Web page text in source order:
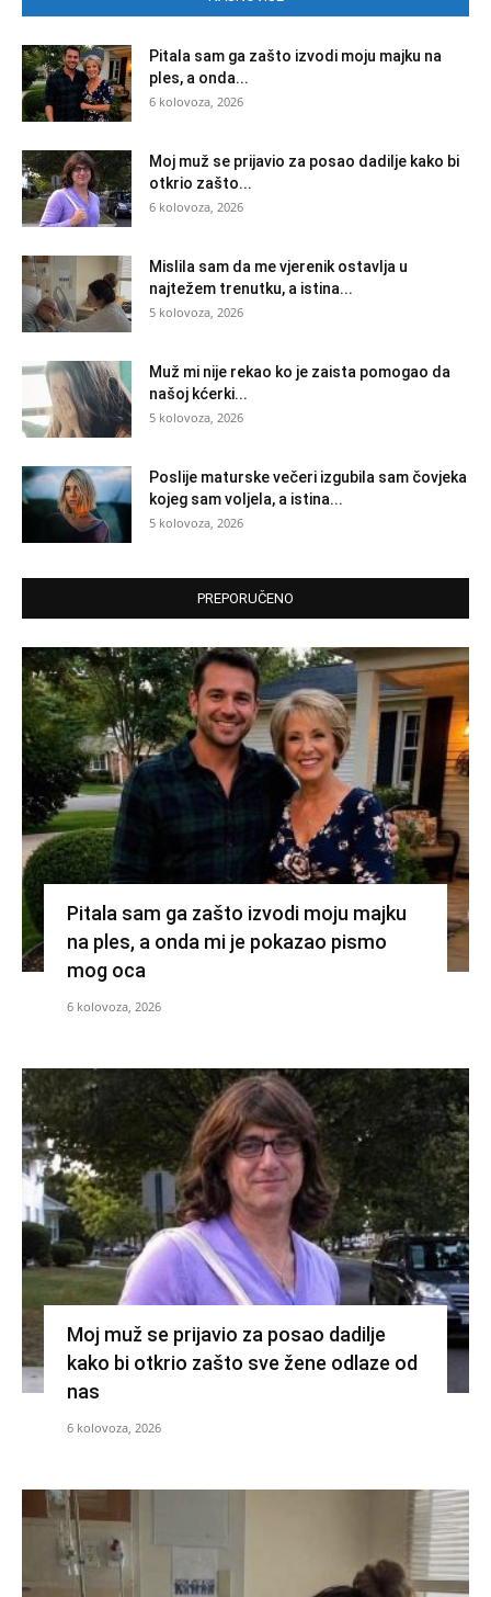
Pitala sam ga zašto izvodi moju majku na
ples, a onda...
6 kolovoza, 2026
Moj muž se prijavio za posao dadilje kako bi
otkrio zašto...
6 kolovoza, 2026
Mislila sam da me vjerenik ostavlja u
najtežem trenutku, a istina...
5 kolovoza, 2026
Muž mi nije rekao ko je zaista pomogao da
našoj kćerki...
5 kolovoza, 2026
Poslije maturske večeri izgubila sam čovjeka
kojeg sam voljela, a istina...
5 kolovoza, 2026
PREPORUČENO
Pitala sam ga zašto izvodi moju majku
na ples, a onda mi je pokazao pismo
mog oca
6 kolovoza, 2026
Moj muž se prijavio za posao dadilje
kako bi otkrio zašto sve žene odlaze od
nas
6 kolovoza, 2026